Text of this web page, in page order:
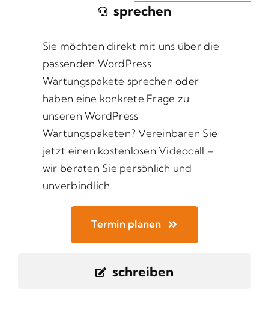
sprechen
Sie möchten direkt mit uns über die
passenden WordPress
Wartungspakete sprechen oder
haben eine konkrete Frage zu
unseren WordPress
Wartungspaketen? Vereinbaren Sie
jetzt einen kostenlosen Videocall –
wir beraten Sie persönlich und
unverbindlich.
Termin planen
schreiben